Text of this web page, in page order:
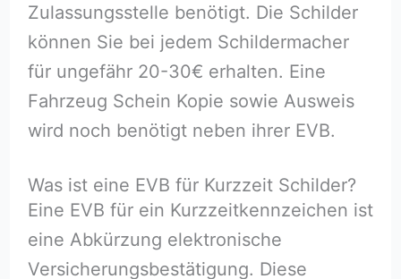
Zulassungsstelle benötigt. Die Schilder
können Sie bei jedem Schildermacher
für ungefähr 20-30€ erhalten. Eine
Fahrzeug Schein Kopie sowie Ausweis
wird noch benötigt neben ihrer EVB.
Was ist eine EVB für Kurzzeit Schilder?
Eine EVB für ein Kurzzeitkennzeichen ist
eine Abkürzung elektronische
Versicherungsbestätigung. Diese